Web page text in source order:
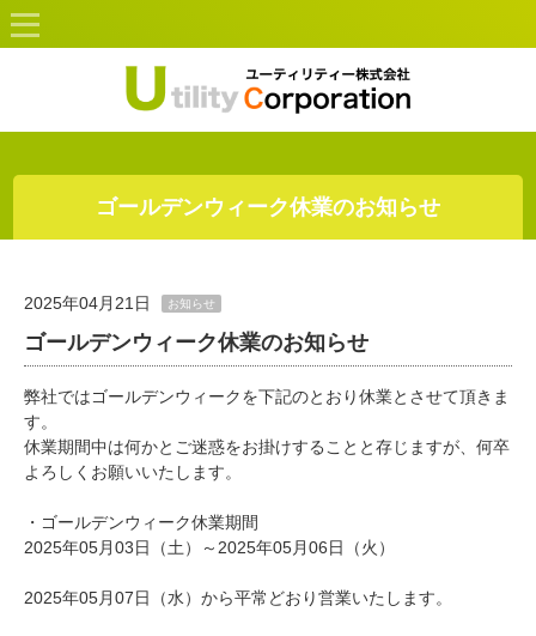
ゴールデンウィーク休業のお知らせ
2025年04月21日 お知らせ
ゴールデンウィーク休業のお知らせ
弊社ではゴールデンウィークを下記のとおり休業とさせて頂きま
す。
休業期間中は何かとご迷惑をお掛けすることと存じますが、何卒
よろしくお願いいたします。
・ゴールデンウィーク休業期間
2025年05月03日（土）～2025年05月06日（火）
2025年05月07日（水）から平常どおり営業いたします。